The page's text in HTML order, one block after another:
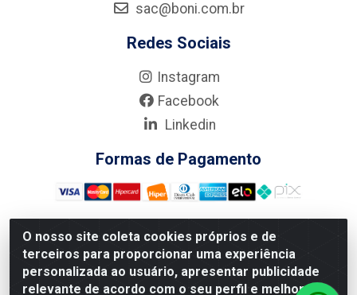
O nosso site coleta cookies próprios e de
terceiros para proporcionar uma experiência
personalizada ao usuário, apresentar publicidade
relevante de acordo com o seu perfil e melhorar a
sac@boni.com.br
Redes Sociais
Instagram
Facebook
Linkedin
Formas de Pagamento
Nova Boni Distribuidora de Material de Construção LTDA - Rua
Alice Tibiriçá, 330 - Vila Da Penha, Rio de Janeiro/RJ - CEP:
21.210-110 - CNPJ: 11.003.135/0001-27